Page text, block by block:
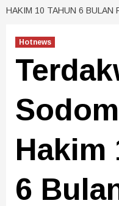
HAKIM 10 TAHUN 6 BULAN
Hotnews
Hakim
6